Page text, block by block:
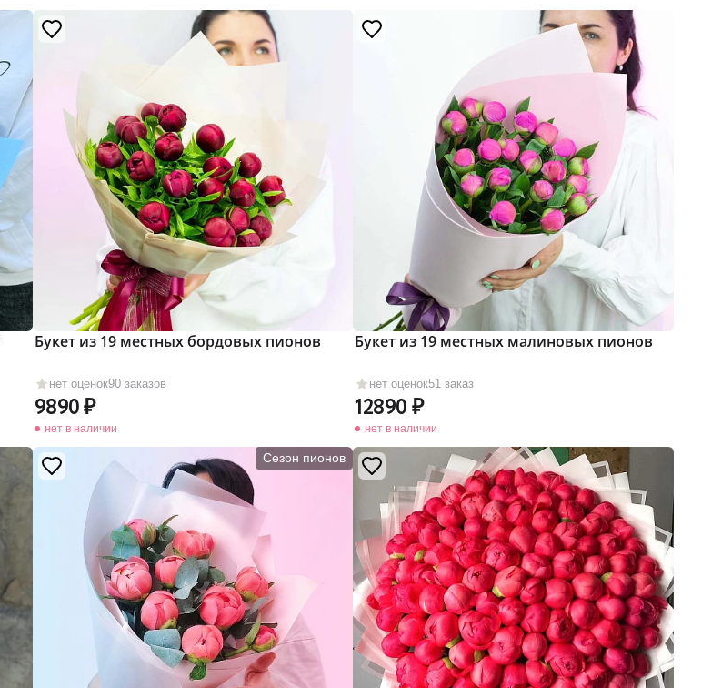
нет оценок90 заказов
Букет из 19 местных бордовых пионов
9890
нет в наличии
нет оценок51 заказ
Букет из 19 местных малиновых пионов
12890
нет в наличии
Сезон пионов